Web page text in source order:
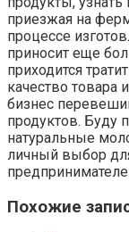
приезжая на
процессе
приносит еще
приходится
качество
бизнес
продуктов. Буду
натуральные
личный выбор
Похожие